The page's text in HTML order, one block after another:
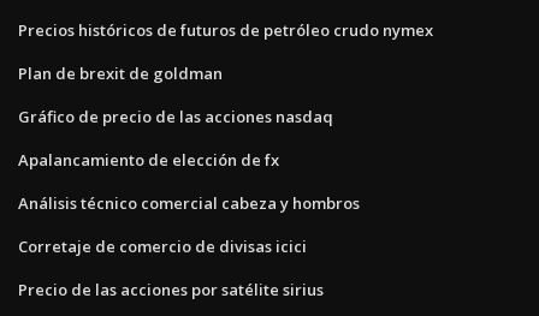
Precios históricos de futuros de petróleo crudo nymex
Plan de brexit de goldman
Gráfico de precio de las acciones nasdaq
Apalancamiento de elección de fx
Análisis técnico comercial cabeza y hombros
Corretaje de comercio de divisas icici
Precio de las acciones por satélite sirius